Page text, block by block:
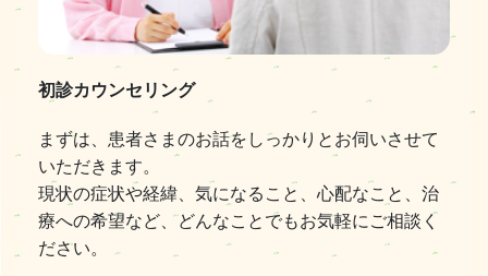
初診カウンセリング
まずは、患者さまのお話をしっかりとお伺いさせて
いただきます。
現状の症状や経緯、気になること、心配なこと、治
療への希望など、どんなことでもお気軽にご相談く
ださい。